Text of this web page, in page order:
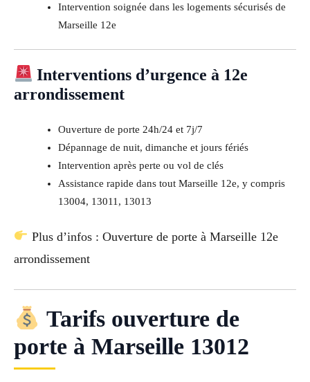
Intervention soignée dans les logements sécurisés de
Marseille 12e
Interventions d’urgence à 12e
arrondissement
Ouverture de porte 24h/24 et 7j/7
Dépannage de nuit, dimanche et jours fériés
Intervention après perte ou vol de clés
Assistance rapide dans tout Marseille 12e, y compris
13004, 13011, 13013
Plus d’infos : Ouverture de porte à Marseille 12e
arrondissement
Tarifs ouverture de
porte à Marseille 13012